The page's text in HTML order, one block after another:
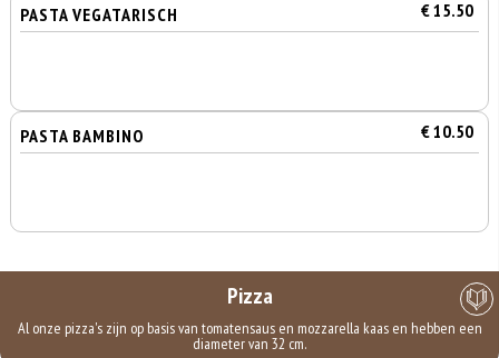
PASTA VEGATARISCH € 15.50
PASTA BAMBINO € 10.50
Pizza
Al onze pizza's zijn op basis van tomatensaus en mozzarella kaas en hebben een
diameter van 32 cm.